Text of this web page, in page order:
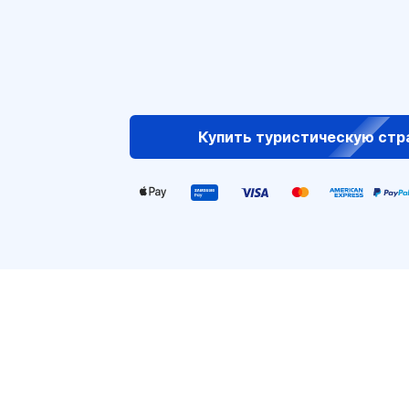
Купить туристическую